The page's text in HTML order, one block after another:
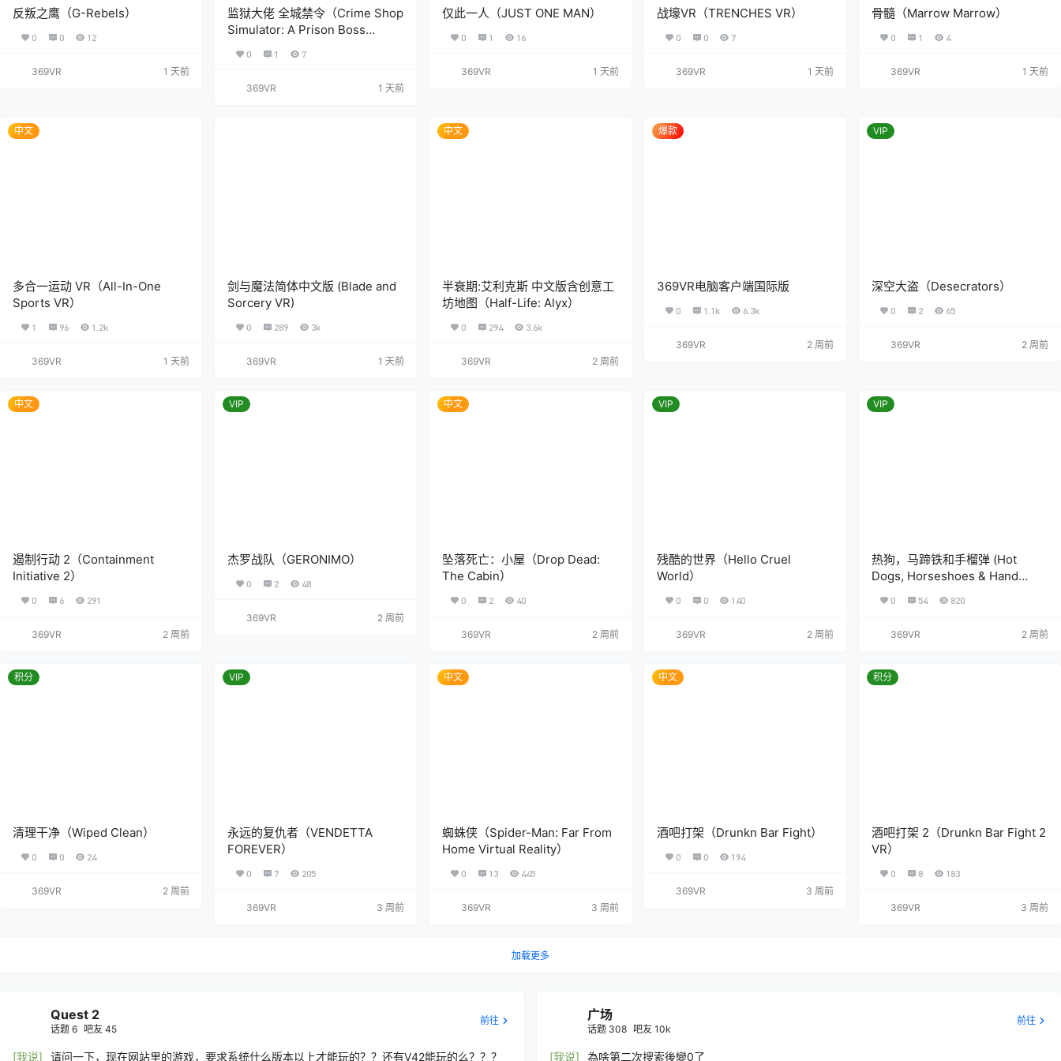
反叛之鹰（G-Rebels）
0 0 12
369VR 1 天前
监狱大佬 全城禁令（Crime Shop
Simulator: A Prison Boss
0 1 7
369VR 1 天前
仅此一人（JUST ONE MAN）
0 1 16
369VR 1 天前
战壕VR（TRENCHES VR）
0 0 7
369VR 1 天前
骨髓（Marrow Marrow）
0 1 4
369VR 1 天前
中文
多合一运动 VR（All-In-One
Sports VR）
1 96 1.2k
369VR 1 天前
剑与魔法简体中文版 (Blade and
Sorcery VR)
0 289 3k
369VR 1 天前
中文
半衰期:艾利克斯 中文版含创意工
坊地图（Half-Life: Alyx）
0 294 3.6k
369VR 2 周前
爆款
369VR电脑客户端国际版
0 1.1k 6.3k
369VR 2 周前
VIP
深空大盗（Desecrators）
0 2 65
369VR 2 周前
中文
遏制行动 2（Containment
Initiative 2）
0 6 291
369VR 2 周前
VIP
杰罗战队（GERONIMO）
0 2 48
369VR 2 周前
中文
坠落死亡：小屋（Drop Dead:
The Cabin）
0 2 40
369VR 2 周前
VIP
残酷的世界（Hello Cruel
World）
0 0 140
369VR 2 周前
VIP
热狗，马蹄铁和手榴弹 (Hot
Dogs, Horseshoes & Hand
0 54 820
369VR 2 周前
积分
清理干净（Wiped Clean）
0 0 24
369VR 2 周前
VIP
永远的复仇者（VENDETTA
FOREVER）
0 7 205
369VR 3 周前
中文
蜘蛛侠（Spider-Man: Far From
Home Virtual Reality）
0 13 445
369VR 3 周前
中文
酒吧打架（Drunkn Bar Fight）
0 0 194
369VR 3 周前
积分
酒吧打架 2（Drunkn Bar Fight 2
VR）
0 8 183
369VR 3 周前
加载更多
Quest 2
话题 6 吧友 45
前往
[我说] 请问一下，现在网站里的游戏，要求系统什么版本以上才能玩的？？还有V42能玩的么？？？
广场
话题 308 吧友 10k
前往
[我说] 為啥第二次搜索後變0了